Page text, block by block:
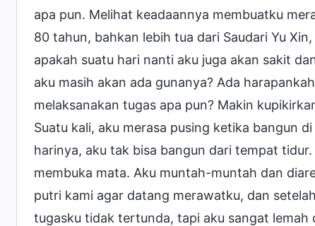
apa pun. Melihat keadaannya membuatku
80 tahun, bahkan lebih tua dari Saudari Yu
apakah suatu hari nanti aku juga akan sakit
aku masih akan ada gunanya? Ada
melaksanakan tugas apa pun? Makin
Suatu kali, aku merasa pusing ketika bangun
harinya, aku tak bisa bangun dari tempat
membuka mata. Aku muntah-muntah dan
putri kami agar datang merawatku, dan
tugasku tidak tertunda, tapi aku sangat lemah